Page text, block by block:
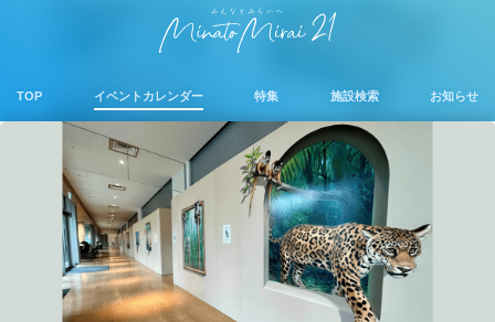
TOP イベントカレンダー 特集 施設検索 お知らせ